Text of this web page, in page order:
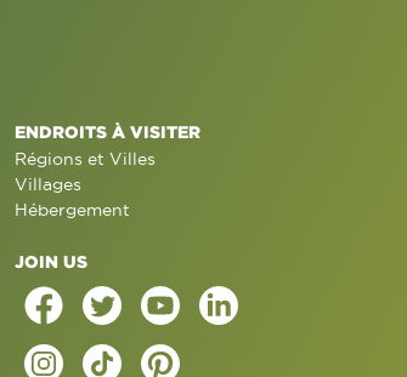
ENDROITS À VISITER
Régions et Villes
Villages
Hébergement
JOIN US